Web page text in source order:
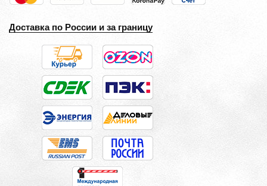
Доставка по России и за границу